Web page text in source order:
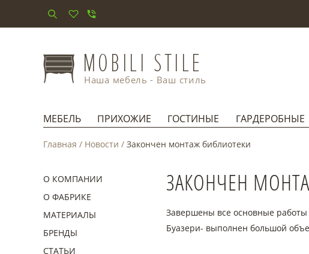
Наша мебель - Ваш стиль
МЕБЕЛЬ ПРИХОЖИЕ ГОСТИНЫЕ ГАРДЕРОБНЫЕ
Главная / Новости / Закончен монтаж библиотеки
О КОМПАНИИ
О ФАБРИКЕ
МАТЕРИАЛЫ
БРЕНДЫ
СТАТЬИ
ЗАКОНЧЕН
Завершены все основные
Буазери- выполнен большой